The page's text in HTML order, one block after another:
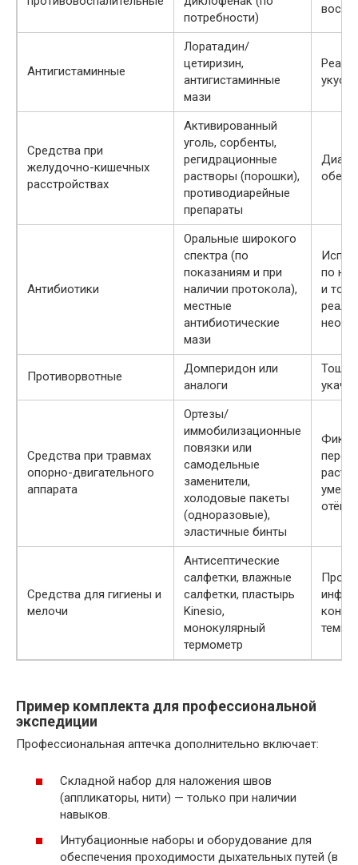
потребности)
Антигистаминные
Лоратадин/
цетиризин,
антигистаминные
мази
Средства при
желудочно-кишечных
расстройствах
Активированный
уголь, сорбенты,
регидрационные
растворы (порошки),
противодиарейные
препараты
Антибиотики
Оральные широкого
спектра (по
показаниям и при
наличии протокола),
местные
антибиотические
мази
по
и
Противорвотные
Домперидон или
аналоги
Средства при травмах
опорно-двигательного
аппарата
Ортезы/
иммобилизационные
повязки или
самодельные
заменители,
холодовые пакеты
(одноразовые),
эластичные бинты
отёка
Средства для гигиены и
мелочи
Антисептические
салфетки, влажные
салфетки, пластырь
Kinesio,
монокулярный
термометр
Пример комплекта для профессиональной
экспедиции
Профессиональная аптечка дополнительно включает:
Складной набор для наложения швов
(аппликаторы, нити) — только при наличии
навыков.
Интубационные наборы и оборудование для
обеспечения проходимости дыхательных путей (в